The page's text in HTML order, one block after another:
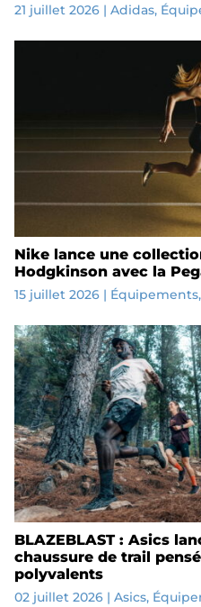
21 juillet 2026| Adidas,
Nike lance une
Hodgkinson avec la
15 juillet 2026| Équipements,
BLAZEBLAST : Asics
chaussure de trail
polyvalents
02 juillet 2026| Asics,